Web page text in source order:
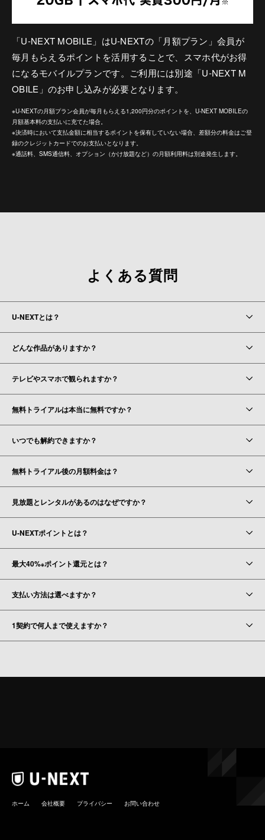
「U-NEXT MOBILE」はU-NEXTの「月額プラン」会員が
毎月もらえるポイントを活用することで、スマホ代がお得
になるモバイルプランです。ご利用には別途「U-NEXT M
OBILE」のお申し込みが必要となります。
※U-NEXTの月額プラン会員が毎月もらえる1,200円分のポイントを、U-NEXT MOBILEの
月額基本料の支払いに充てた場合。
※決済時において支払金額に相当するポイントを保有していない場合、差額分の料金はご登
録のクレジットカードでのお支払いとなります。
※通話料、SMS通信料、オプション（かけ放題など）の月額利用料は別途発生します。
よくある質問
U-NEXTとは？
どんな作品がありますか？
テレビやスマホで観られますか？
無料トライアルは本当に無料ですか？
いつでも解約できますか？
無料トライアル後の月額料金は？
見放題とレンタルがあるのはなぜですか？
U-NEXTポイントとは？
最大40%※ポイント還元とは？
支払い方法は選べますか？
1契約で何人まで使えますか？
ホーム 会社概要 プライバシー お問い合わせ